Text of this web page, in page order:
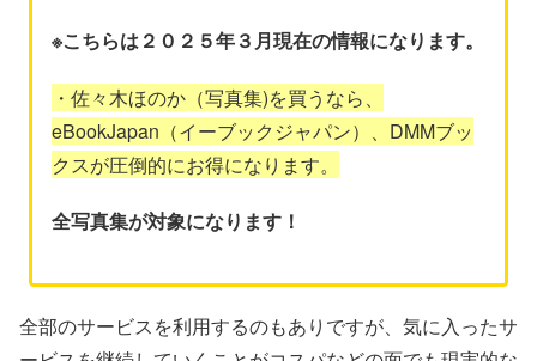
※こちらは２０２５年３月現在の情報になります。
・佐々木ほのか（写真集)を買うなら、
eBookJapan（イーブックジャパン）、DMMブッ
クスが圧倒的にお得になります。
全写真集が対象になります！
全部のサービスを利用するのもありですが、気に入ったサ